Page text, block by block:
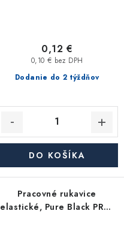
Dodanie do 2 týždňov
0,10 € bez DPH
0,12 €
DO KOŠÍKA
Pracovné rukavice
elastické, Pure Black PRO,